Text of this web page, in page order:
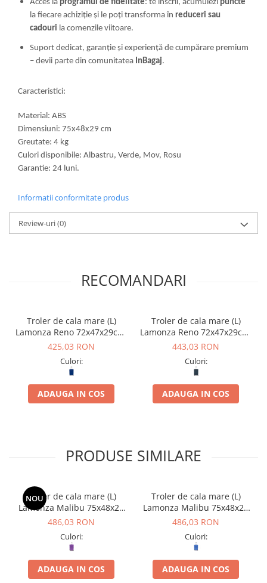
Acces la programul de fidelitate: te înscrii, acumulezi puncte
la fiecare achiziţie şi le poţi transforma în reduceri sau
cadouri la comenzile viitoare.
Suport dedicat, garanție şi experienţă de cumpărare premium
– devii parte din comunitatea InBagaj.
Caracteristici:
Material: ABS
Dimensiuni: 75x48x29 cm
Greutate: 4 kg
Culori disponibile: Albastru, Verde, Mov, Rosu
Garantie: 24 luni.
Informatii conformitate produs
Review-uri(0)
RECOMANDARI
Troler de cala mare (L)
Lamonza Reno 72x47x29cm,
bleumarin
425,03 RON
Culori:
ADAUGA IN COS
Troler de cala mare (L)
Lamonza Reno 72x47x29cm,
gri
443,03 RON
Culori:
ADAUGA IN COS
PRODUSE SIMILARE
NOU
Troler de cala mare (L)
Lamonza Malibu 75x48x29
cm, mov
486,03 RON
Culori:
ADAUGA IN COS
Troler de cala mare (L)
Lamonza Malibu 75x48x29
cm,albastru
486,03 RON
Culori:
ADAUGA IN COS